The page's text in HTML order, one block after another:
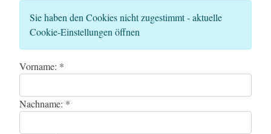
Sie haben den Cookies nicht zugestimmt - aktuelle
Cookie-Einstellungen öffnen
Vorname: *
Nachname: *